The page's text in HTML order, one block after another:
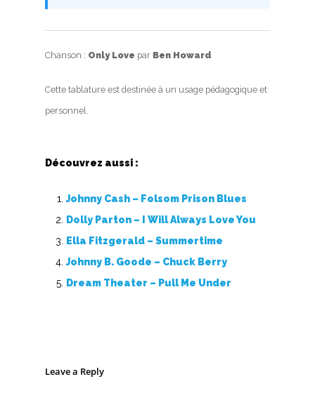
Chanson : Only Love par Ben Howard
Cette tablature est destinée à un usage pédagogique et
personnel.
Découvrez aussi :
Johnny Cash – Folsom Prison Blues
Dolly Parton – I Will Always Love You
Ella Fitzgerald – Summertime
Johnny B. Goode – Chuck Berry
Dream Theater – Pull Me Under
Leave a Reply